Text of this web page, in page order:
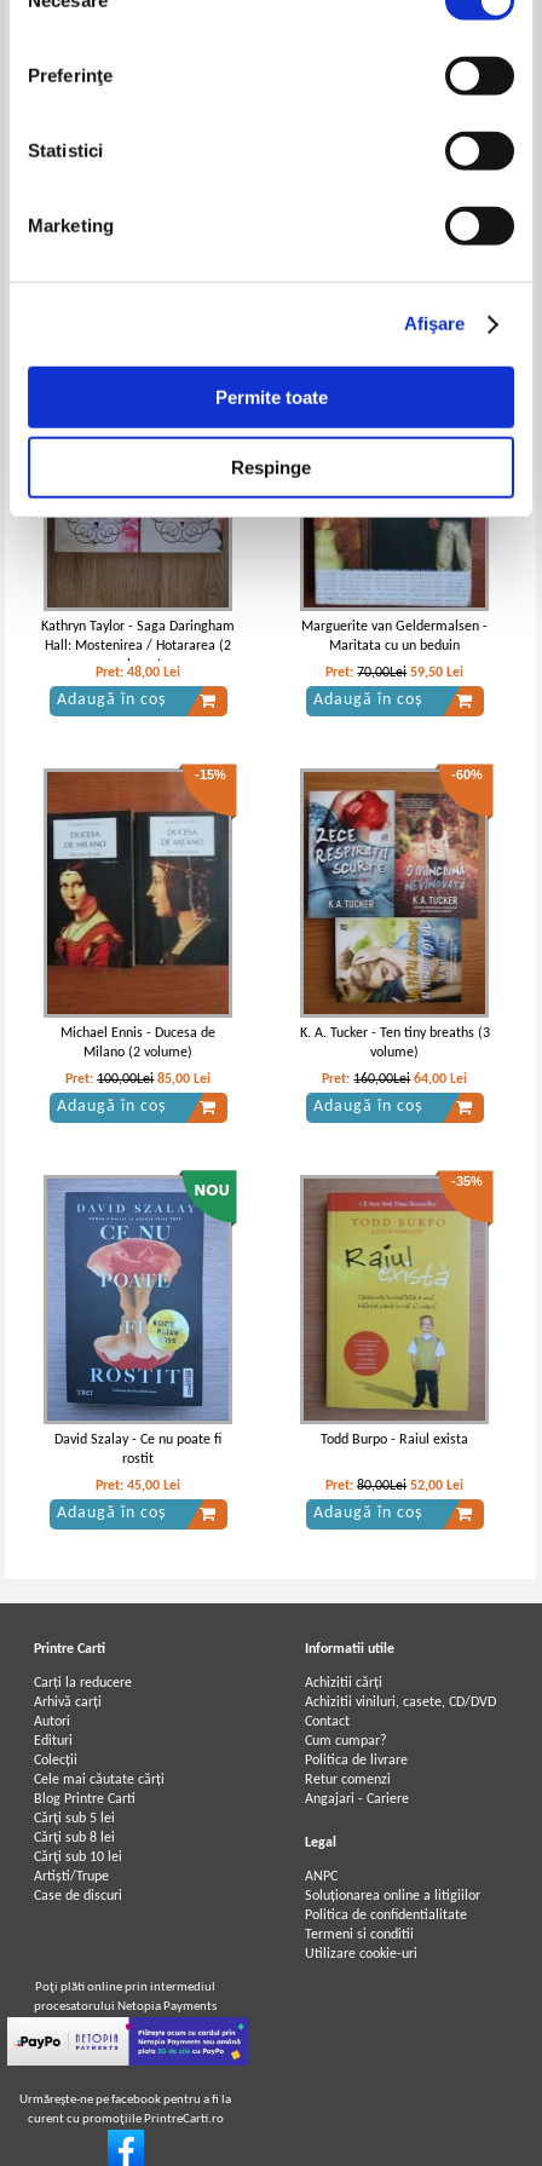
consimțământului
Preferinţe
Statistici
Marketing
Afişare
Permite toate
Respinge
James George Frazer - Creanga
de aur (5 volume)
Anne Plichota - Oksa Pollock (3
Kathryn Taylor - Saga Daringham
Hall: Mostenirea / Hotararea (2
volume)
Pret:48,00 Lei
Adaugă în coș
-15%
Marguerite van Geldermalsen -
Maritata cu un beduin
Pret:70,00Lei 59,50 Lei
Adaugă în coș
-15%
Michael Ennis - Ducesa de
Milano (2 volume)
Pret:100,00Lei 85,00 Lei
Adaugă în coș
-60%
K. A. Tucker - Ten tiny breaths (3
volume)
Pret:160,00Lei 64,00 Lei
Adaugă în coș
David Szalay - Ce nu poate fi
rostit
Pret:45,00 Lei
Adaugă în coș
-35%
Todd Burpo - Raiul exista
Pret:80,00Lei 52,00 Lei
Adaugă în coș
Printre Carti
Carți la reducere
Arhivă carți
Autori
Edituri
Colecții
Cele mai căutate cărți
Blog Printre Carti
Cărţi sub 5 lei
Cărţi sub 8 lei
Cărţi sub 10 lei
Artiști/Trupe
Case de discuri
Informatii utile
Achizitii cărți
Achizitii viniluri, casete, CD/DVD
Contact
Cum cumpar?
Politica de livrare
Retur comenzi
Angajari - Cariere
Legal
ANPC
Soluționarea online a litigiilor
Politica de confidentialitate
Termeni si conditii
Utilizare cookie-uri
Poţi plăti online prin intermediul
procesatorului Netopia Payments
Urmăreşte-ne pe facebook pentru a fi la
curent cu promoţiile PrintreCarti.ro